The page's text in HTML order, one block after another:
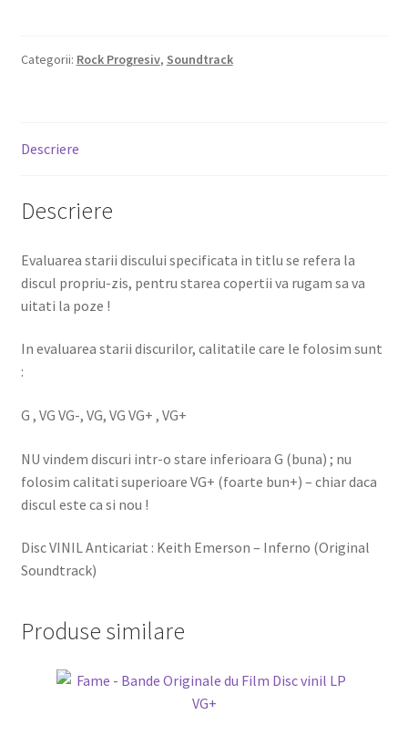
Categorii: Rock Progresiv, Soundtrack
Descriere
Descriere
Evaluarea starii discului specificata in titlu se refera la
discul propriu-zis, pentru starea copertii va rugam sa va
uitati la poze !
In evaluarea starii discurilor, calitatile care le folosim sunt
:
G , VG VG-, VG, VG VG+ , VG+
NU vindem discuri intr-o stare inferioara G (buna) ; nu
folosim calitati superioare VG+ (foarte bun+) – chiar daca
discul este ca si nou !
Disc VINIL Anticariat : Keith Emerson – Inferno (Original
Soundtrack)
Produse similare